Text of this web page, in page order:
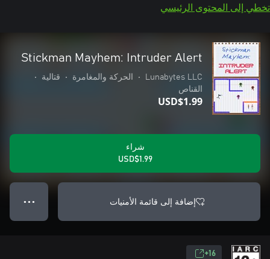
تخطي إلى المحتوى الرئيسي
Stickman Mayhem: Intruder Alert
Lunabytes LLC
• الحركة والمغامرة • قتالية
•
القناص
USD$1.99
شراء
USD$1.99
إضافة إلى قائمة الأمنيات ● ● ●
16+